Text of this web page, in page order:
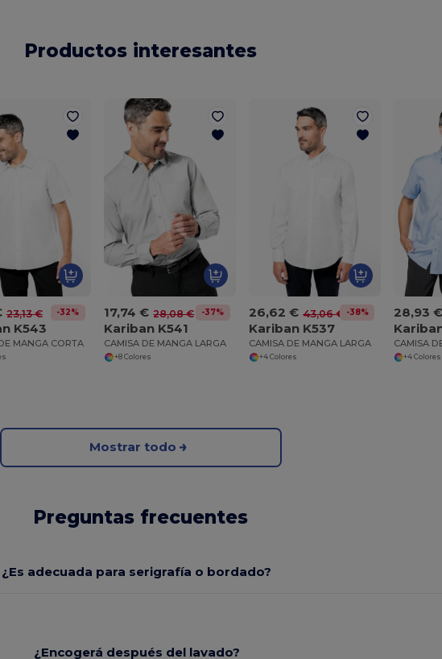
Productos interesantes
23,13 € -32%
K543
MANGA CORTA
17,74 € 28,08 € -37%
Kariban K541
CAMISA DE MANGA LARGA
+8 Colores
26,62 € 43,06 € -38%
Kariban K537
CAMISA DE MANGA LARGA
+4 Colores
28,93 €
CAMISA
+4 Colores
Mostrar todo
Preguntas frecuentes
¿Es adecuada para serigrafía o bordado?
¿Encogerá después del lavado?